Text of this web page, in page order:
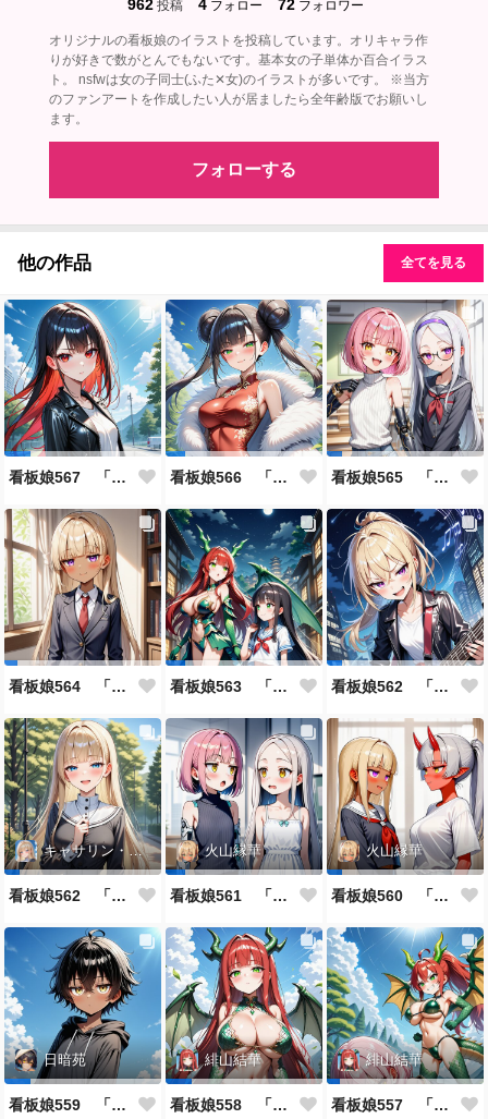
962 投稿 4 フォロー 72 フォロワー
オリジナルの看板娘のイラストを投稿しています。オリキャラ作
りが好きで数がとんでもないです。基本女の子単体か百合イラス
ト。 nsfwは女の子同士(ふた✕女)のイラストが多いです。 ※当方
のファンアートを作成したい人が居ましたら全年齢版でお願いし
ます。
フォローする
他の作品 全てを見る
看板娘567 「雪村恋のよもやま話」 看板娘566 「ナンシー・ツァオのよもやま話」 看板娘565 「銀一族」
看板娘564 「ジェルマ・レスポストン・八百のよもやま話」 看板娘563 「騒ぎの終わり」 看板娘562 「八木沼千絵のよもやま話」
キャサリン・アストリー
看板娘562 「キャサリン・アストリーのよもやま話」
火山縁華
看板娘561 「火山一族」
火山縁華
看板娘560 「緋山一族」
日暗苑
看板娘559 「日暗苑のよもやま話」
緋山結華
看板娘558 「緋山結華」キャラクター紹介
緋山結華
看板娘557 「其々の再会」